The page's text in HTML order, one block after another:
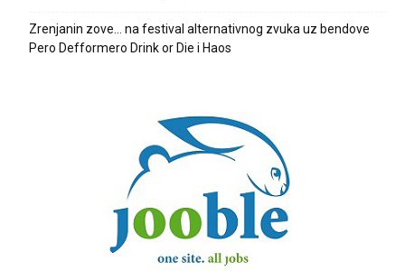
Zrenjanin zove… na festival alternativnog zvuka uz bendove
Pero Defformero Drink or Die i Haos